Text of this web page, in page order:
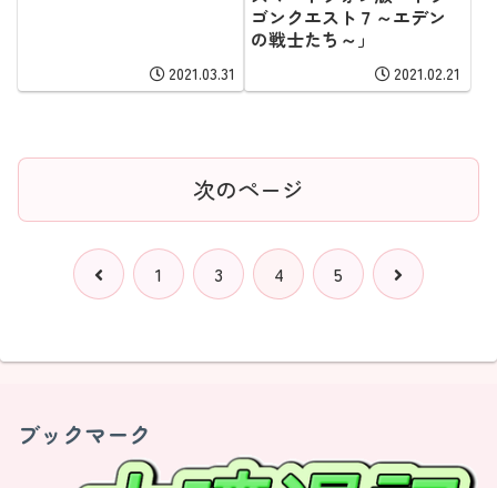
2021.03.31
ゴンクエスト７～エデン
の戦士たち～」
2021.02.21
次のページ
前
1 3 4 5
次
ブックマーク